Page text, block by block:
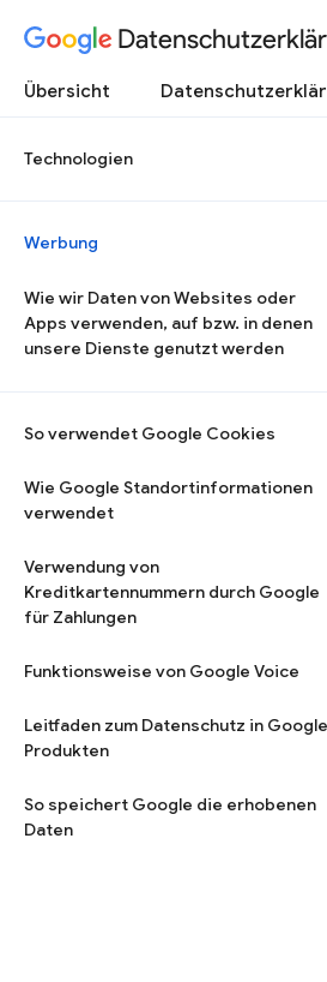
Übersicht
Technologien
Werbung
Wie wir Daten von Websites oder
Apps verwenden, auf bzw. in denen
unsere Dienste genutzt werden
So verwendet Google Cookies
Wie Google Standortinformationen
verwendet
Verwendung von
Kreditkartennummern durch Google
für Zahlungen
Funktionsweise von Google Voice
Leitfaden zum Datenschutz in
Produkten
So speichert Google die erhobenen
Daten